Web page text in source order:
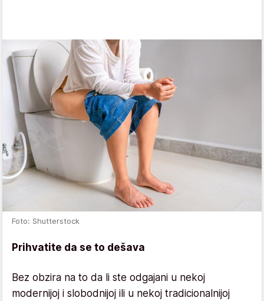
Foto: Shutterstock
Prihvatite da se to dešava
Bez obzira na to da li ste odgajani u nekoj
modernijoj i slobodnijoj ili u nekoj tradicionalnijoj